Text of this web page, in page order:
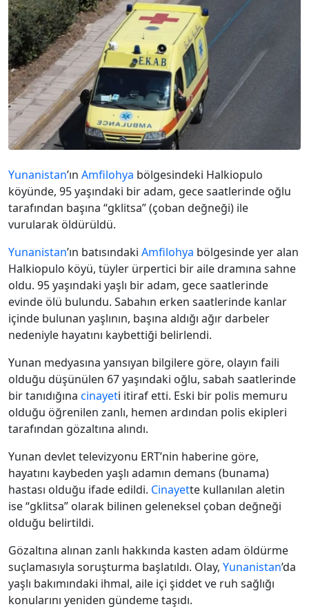
Yunanistan’ın Amfilohya bölgesindeki Halkiopulo
köyünde, 95 yaşındaki bir adam, gece saatlerinde oğlu
tarafından başına “gklitsa” (çoban değneği) ile
vurularak öldürüldü.
Yunanistan’ın batısındaki Amfilohya bölgesinde yer alan
Halkiopulo köyü, tüyler ürpertici bir aile dramına sahne
oldu. 95 yaşındaki yaşlı bir adam, gece saatlerinde
evinde ölü bulundu. Sabahın erken saatlerinde kanlar
içinde bulunan yaşlının, başına aldığı ağır darbeler
nedeniyle hayatını kaybettiği belirlendi.
Yunan medyasına yansıyan bilgilere göre, olayın faili
olduğu düşünülen 67 yaşındaki oğlu, sabah saatlerinde
bir tanıdığına cinayeti itiraf etti. Eski bir polis memuru
olduğu öğrenilen zanlı, hemen ardından polis ekipleri
tarafından gözaltına alındı.
Yunan devlet televizyonu ERT’nin haberine göre,
hayatını kaybeden yaşlı adamın demans (bunama)
hastası olduğu ifade edildi. Cinayette kullanılan aletin
ise “gklitsa” olarak bilinen geleneksel çoban değneği
olduğu belirtildi.
Gözaltına alınan zanlı hakkında kasten adam öldürme
suçlamasıyla soruşturma başlatıldı. Olay, Yunanistan’da
yaşlı bakımındaki ihmal, aile içi şiddet ve ruh sağlığı
konularını yeniden gündeme taşıdı.